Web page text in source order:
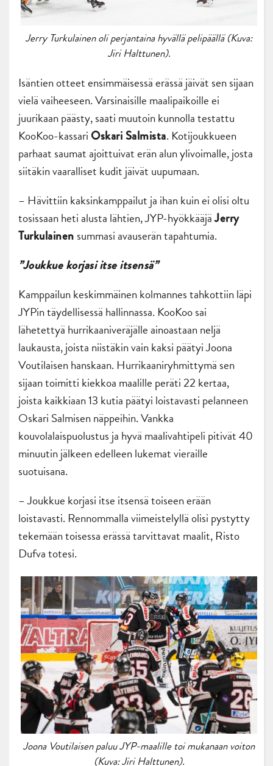
Jerry Turkulainen oli perjantaina hyvällä pelipäällä (Kuva:
Jiri Halttunen).
Isäntien otteet ensimmäisessä erässä jäivät sen sijaan
vielä vaiheeseen. Varsinaisille maalipaikoille ei
juurikaan päästy, saati muutoin kunnolla testattu
KooKoo-kassariOskari Salmista. Kotijoukkueen
parhaat saumat ajoittuivat erän alun ylivoimalle, josta
siitäkin vaaralliset kudit jäivät uupumaan.
– Hävittiin kaksinkamppailut ja ihan kuin ei olisi oltu
tosissaan heti alusta lähtien, JYP-hyökkääjäJerry
Turkulainen summasi avauserän tapahtumia.
”Joukkue korjasi itse itsensä”
Kamppailun keskimmäinen kolmannes tahkottiin läpi
JYPin täydellisessä hallinnassa. KooKoo sai
lähetettyä hurrikaaniveräjälle ainoastaan neljä
laukausta, joista niistäkin vain kaksi päätyi Joona
Voutilaisen hanskaan. Hurrikaaniryhmittymä sen
sijaan toimitti kiekkoa maalille peräti 22 kertaa,
joista kaikkiaan 13 kutia päätyi loistavasti pelanneen
Oskari Salmisen näppeihin. Vankka
kouvolalaispuolustus ja hyvä maalivahtipeli pitivät 40
minuutin jälkeen edelleen lukemat vieraille
suotuisana.
– Joukkue korjasi itse itsensä toiseen erään
loistavasti. Rennommalla viimeistelyllä olisi pystytty
tekemään toisessa erässä tarvittavat maalit, Risto
Dufva totesi.
Joona Voutilaisen paluu JYP-maalille toi mukanaan voiton
(Kuva: Jiri Halttunen).